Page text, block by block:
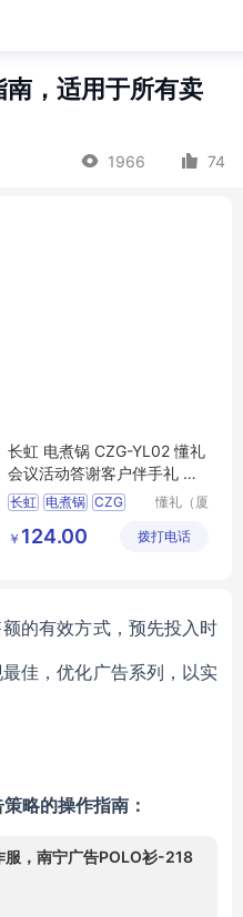
，适用于所有卖
1966 74
长虹 电煮锅 CZG-YL02 懂礼
会议活动答谢客户伴手礼 MY
-HNHS-L5-16
长虹 电煮锅 CZG
会议活动答谢客户伴手礼
懂礼（厦
链有限公
￥ 124.00 拨打电话
的有效方式，预先投入时
佳，优化广告系列，以实
略的操作指南：
服，南宁广告POLO衫-218